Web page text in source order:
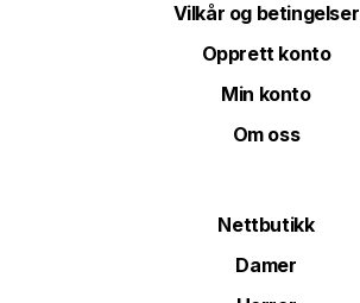
Vilkår og betingelser
Opprett konto
Min konto
Om oss
Nettbutikk
Damer